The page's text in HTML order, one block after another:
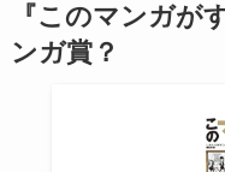
『このマンガが
ンガ賞？